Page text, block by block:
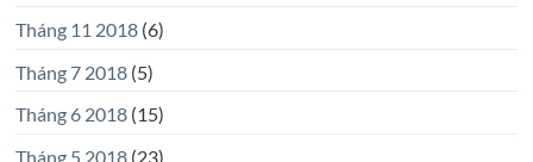
Tháng 11 2018(6)
Tháng 7 2018(5)
Tháng 6 2018(15)
Tháng 5 2018(23)